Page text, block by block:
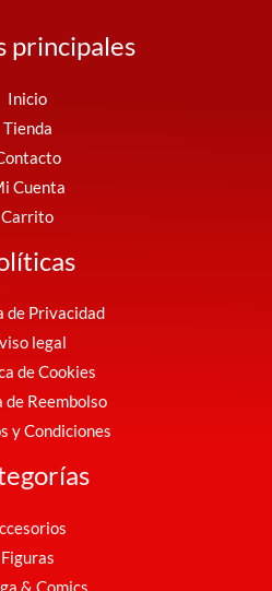
principales
Inicio
Tienda
Cuenta
Carrito
de Privacidad
legal
de Cookies
de Reembolso
y Condiciones
Figuras
& Comics